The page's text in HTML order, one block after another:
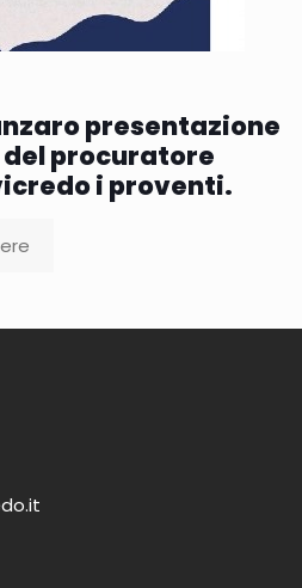
presentazione
procuratore
i proventi.